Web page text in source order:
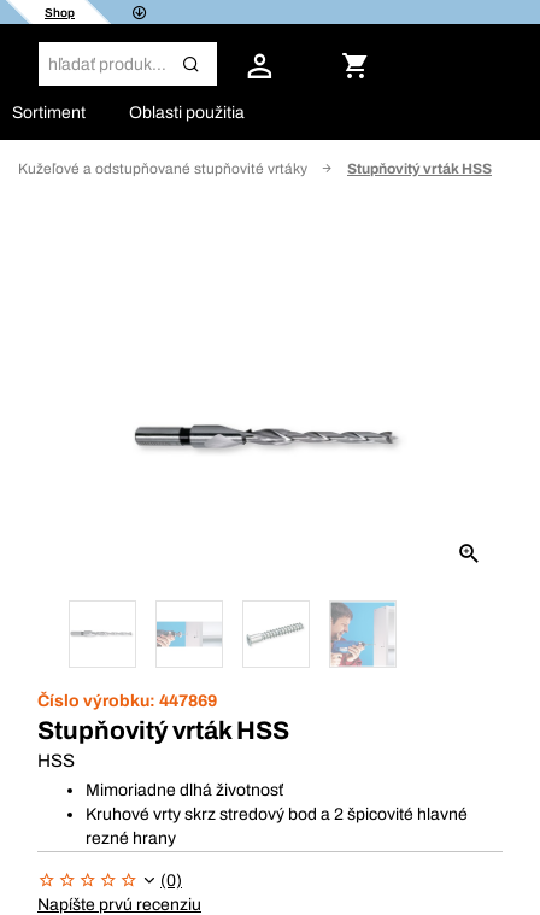
Shop
Sortiment Oblasti použitia
Kužeľové a odstupňované stupňovité vrtáky Stupňovitý vrták HSS
Číslo výrobku: 447869
Stupňovitý vrták HSS
HSS
Mimoriadne dlhá životnosť
Kruhové vrty skrz stredový bod a 2 špicovité hlavné
rezné hrany
(0)
Napíšte prvú recenziu